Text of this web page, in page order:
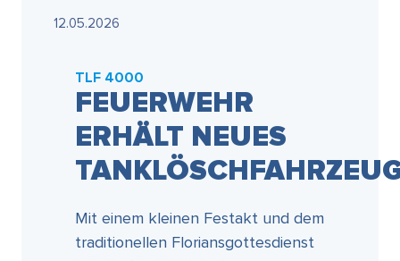
12.05.2026
TLF 4000
FEUERWEHR
ERHÄLT NEUES
Mit einem kleinen Festakt und dem
traditionellen Floriansgottesdienst